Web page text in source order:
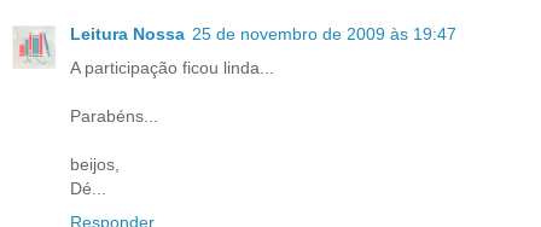
Leitura Nossa 25 de novembro de 2009 às 19:47
A participação ficou linda...
Parabéns...
beijos,
Dé...
Responder